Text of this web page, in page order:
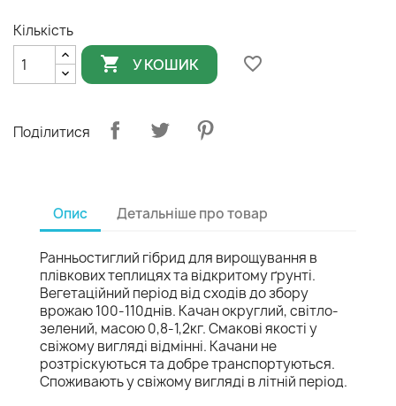
Кількість
 У КОШИК favorite_border
Поділитися
Опис Детальніше про товар
Ранньостиглий гібрид для вирощування в
плівкових теплицях та відкритому ґрунті.
Вегетаційний період від сходів до збору
врожаю 100-110днів. Качан округлий, світло-
зелений, масою 0,8-1,2кг. Смакові якості у
свіжому вигляді відмінні. Качани не
розтріскуються та добре транспортуються.
Споживають у свіжому вигляді в літній період.